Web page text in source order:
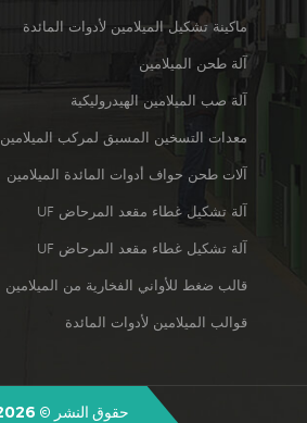
ماكينة تشكيل الميلامين لأدوات المائدة
آلة طحن الميلامين
آلة صب الميلامين الهيدروليكية
معدات التسخين المسبق لمركب الميلامين
آلات طحن حواف أدوات المائدة الميلامين
آلة تشكيل غطاء مقعد المرحاض UF
آلة تشكيل غطاء مقعد المرحاض UF
قالب ضغط للأواني الفخارية من الميلامين
قوالب الميلامين لأدوات المائدة
حقوق النشر © 2026 Quanzhou Shunhao Melamine Moulds Co.,Ltd. كل الحقوق محفوظة.